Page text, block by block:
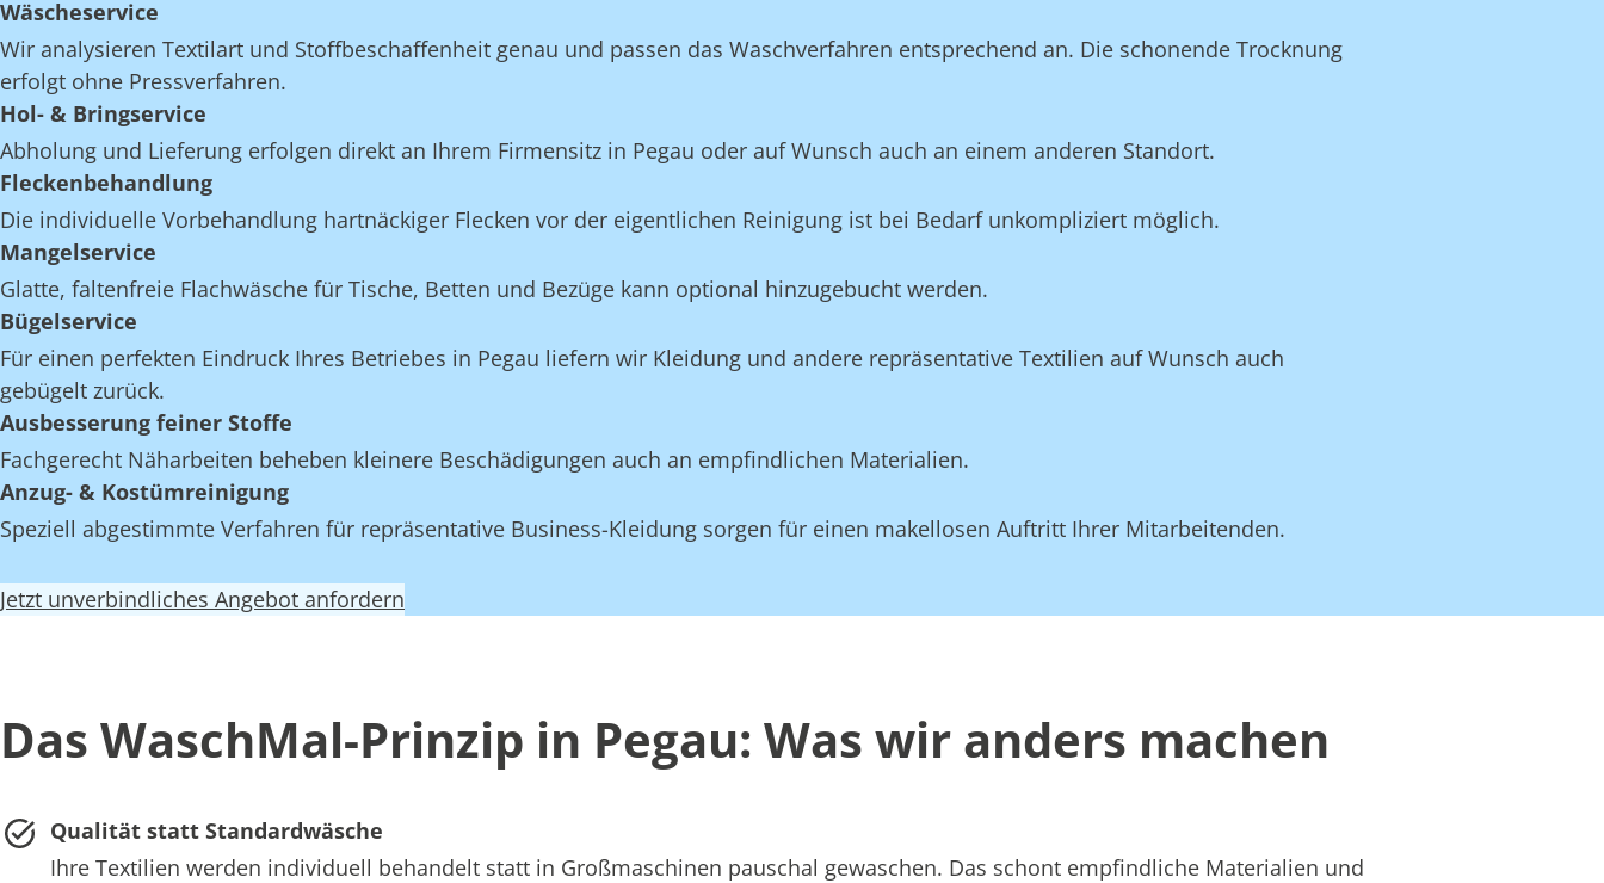
Wäscheservice
Wir analysieren Textilart und Stoffbeschaffenheit genau und passen das Waschverfahren entsprechend an. Die schonende Trocknung
erfolgt ohne Pressverfahren.
Hol- & Bringservice
Abholung und Lieferung erfolgen direkt an Ihrem Firmensitz in Pegau oder auf Wunsch auch an einem anderen Standort.
Fleckenbehandlung
Die individuelle Vorbehandlung hartnäckiger Flecken vor der eigentlichen Reinigung ist bei Bedarf unkompliziert möglich.
Mangelservice
Glatte, faltenfreie Flachwäsche für Tische, Betten und Bezüge kann optional hinzugebucht werden.
Bügelservice
Für einen perfekten Eindruck Ihres Betriebes in Pegau liefern wir Kleidung und andere repräsentative Textilien auf Wunsch auch
gebügelt zurück.
Ausbesserung feiner Stoffe
Fachgerecht Näharbeiten beheben kleinere Beschädigungen auch an empfindlichen Materialien.
Anzug- & Kostümreinigung
Speziell abgestimmte Verfahren für repräsentative Business-Kleidung sorgen für einen makellosen Auftritt Ihrer Mitarbeitenden.
Jetzt unverbindliches Angebot anfordern
Das WaschMal-Prinzip in Pegau: Was wir anders machen
Qualität statt Standardwäsche
Ihre Textilien werden individuell behandelt statt in Großmaschinen pauschal gewaschen. Das schont empfindliche Materialien und